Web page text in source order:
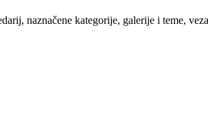
naznačene kategorije, galerije i teme,